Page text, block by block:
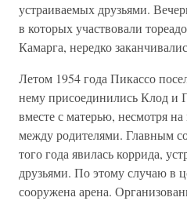
устраиваемых друзьями.
в которых участвовали
Камарга, нередко
Летом 1954 года Пикассо
нему присоединились Клод и
вместе с матерью, несмотря
между родителями. Главным
того года явилась коррида,
друзьями. По этому случаю в
сооружена арена.